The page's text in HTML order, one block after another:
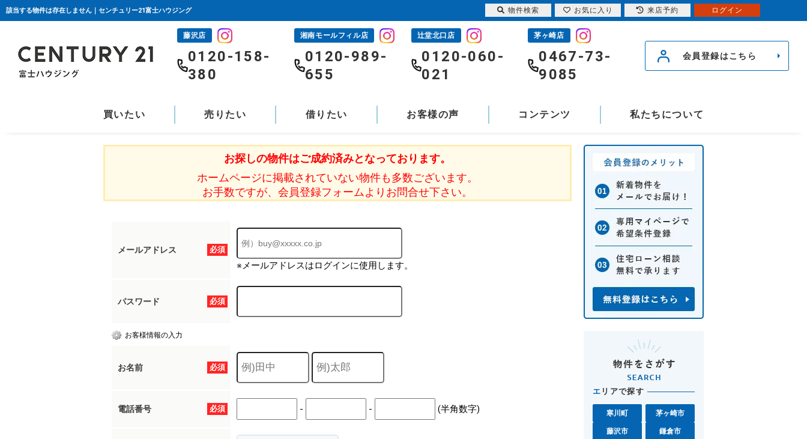
該当する物件は存在しません｜センチュリー21富士ハウジング
藤沢店
0120-158-
380
湘南モールフィル店
0120-989-
655
辻堂北口店
0120-060-
021
茅ヶ崎店
0467-73-
9085
会員登録はこちら
買いたい 売りたい 借りたい お客様の声 コンテンツ 私たちについて
お探しの物件はご成約済みとなっております。
ホームページに掲載されていない物件も多数ございます。
お手数ですが、会員登録フォームよりお問合せ下さい。
必須
メールアドレス
※メールアドレスはログインに使用します。
必須
パスワード
お客様情報の入力
必須
お名前
必須
電話番号 - - (半角数字)
エ リアで探す
寒川町 茅ヶ崎市
藤沢市 鎌倉市
物件検索 お気に入り 来店予約 ログイン